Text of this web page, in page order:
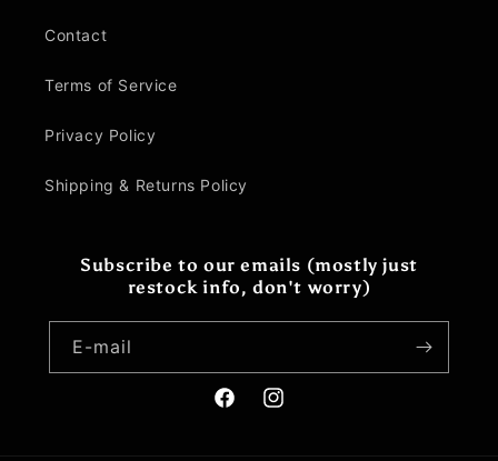
Contact
Terms of Service
Privacy Policy
Shipping & Returns Policy
Subscribe to our emails (mostly just
restock info, don't worry)
E-mail
FacebookInstagram